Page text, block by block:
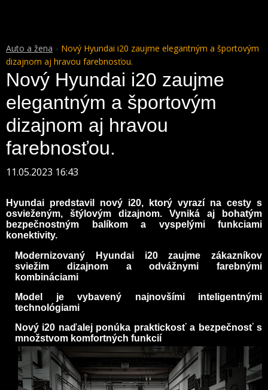
Auto a žena
Nový Hyundai i20 zaujme elegantným a športovým
dizajnom aj hravou farebnosťou.
Nový Hyundai i20 zaujme
elegantným a športovým
dizajnom aj hravou
farebnosťou.
11.05.2023 16:43
Hyundai predstavil nový i20, ktorý vyrazí na cesty s
osvieženým, štýlovým dizajnom. Vyniká aj bohatým
bezpečnostným balíkom a vyspelými funkciami
konektivity.
Modernizovaný Hyundai i20 zaujme zákazníkov
sviežim dizajnom a odvážnymi farebnými
kombináciami
Model je vybavený najnovšími inteligentnými
technológiami
Nový i20 naďalej ponúka praktickosť a bezpečnosť s
množstvom komfortných funkcií